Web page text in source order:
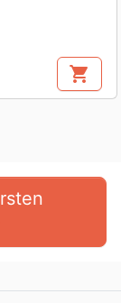
shopping_cart